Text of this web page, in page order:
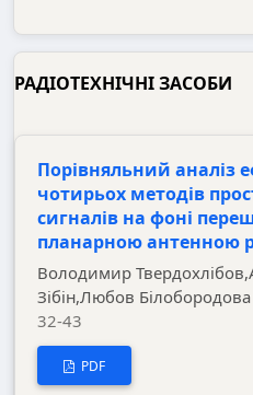
РАДІОТЕХНІЧНІ ЗАСОБИ
Порівняльний аналіз
чотирьох методів
сигналів на фоні
планарною антенною
Володимир
Зібін,Любов Білобородова
32-43
PDF